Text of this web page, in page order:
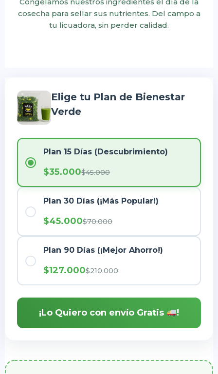
Congelamos nuestros ingredientes el día de la
cosecha para sellar sus nutrientes. Del campo a
tu licuadora, sin perder calidad.
Elige tu Plan de Bienestar
Verde
Plan 15 Días (Descubrimiento)
$35.000$45.000
Plan 30 Días (¡Más Popular!)
$45.000$70.000
Plan 90 Días (¡Mejor Ahorro!)
$127.000$210.000
¡Lo Quiero con envío Gratis !